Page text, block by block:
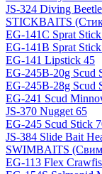
JS-324 Diving
STICKBAITS
EG-141C Sprat
EG-141B Sprat
EG-141 Lipstick 45
EG-245B-20g Scud
EG-245B-28g Scud
EG-241 Scud
JS-370 Nugget 65
EG-245 Scud Stick
JS-384 Slide Bait
SWIMBAITS
EG-113 Flex